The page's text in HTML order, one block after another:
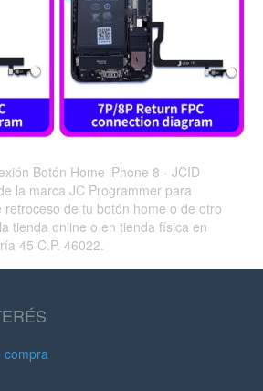
Botón Home iPhone 8 - JCID
la marca JC Programmer para
de tu botón home o de otro
tienda online o en tienda física en
45 C.P. 46022.
compra